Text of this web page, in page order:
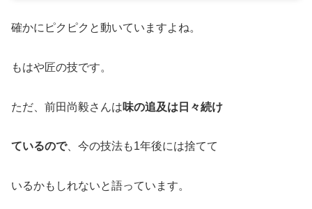
確かにピクピクと動いていますよね。
もはや匠の技です。
ただ、前田尚毅さんは味の追及は日々続け
ているので、今の技法も1年後には捨てて
いるかもしれないと語っています。